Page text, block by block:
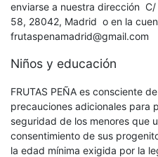
enviarse a nuestra dirección
58, 28042, Madrid o en la
frutaspenamadrid@gmail.com
Niños y educación
FRUTAS PEÑA es consciente
precauciones adicionales para
seguridad de los menores que
consentimiento de sus
la edad mínima exigida por la